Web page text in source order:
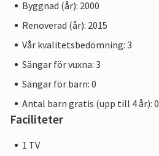
Byggnad (år): 2000
Renoverad (år): 2015
Vår kvalitetsbedömning: 3
Sängar för vuxna: 3
Sängar för barn: 0
Antal barn gratis (upp till 4 år): 0
Faciliteter
1 TV